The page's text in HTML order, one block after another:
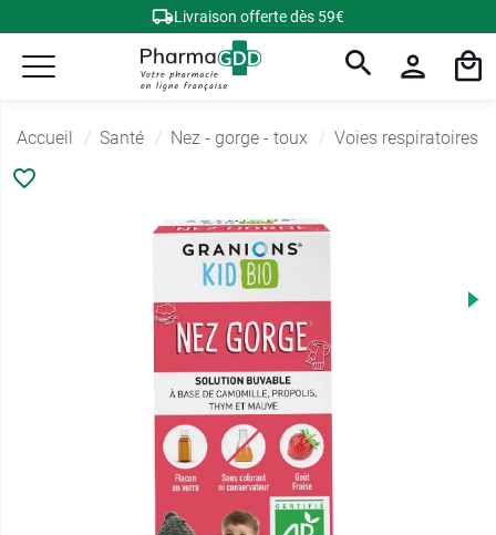
Livraison offerte dès 59€
Accueil Santé Nez - gorge - toux Voies respiratoires